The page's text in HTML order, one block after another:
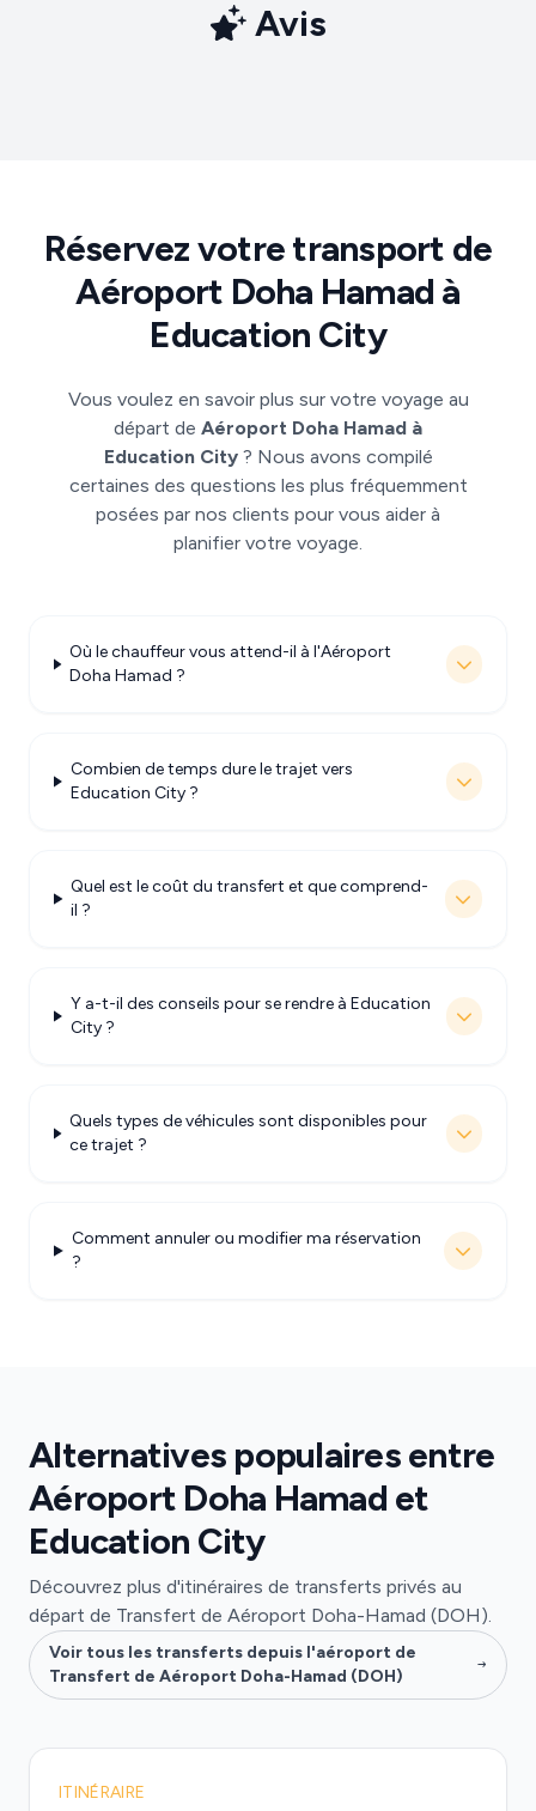
Avis
Réservez votre transport de
Aéroport Doha Hamad à
Education City
Vous voulez en savoir plus sur votre voyage au
départ de Aéroport Doha Hamad à
Education City ? Nous avons compilé
certaines des questions les plus fréquemment
posées par nos clients pour vous aider à
planifier votre voyage.
Où le chauffeur vous attend-il à l'Aéroport
Doha Hamad ?
Combien de temps dure le trajet vers
Education City ?
Quel est le coût du transfert et que comprend-
il ?
Y a-t-il des conseils pour se rendre à Education
City ?
Quels types de véhicules sont disponibles pour
ce trajet ?
Comment annuler ou modifier ma réservation
?
Alternatives populaires entre
Aéroport Doha Hamad et
Education City
Découvrez plus d'itinéraires de transferts privés au
départ de Transfert de Aéroport Doha-Hamad (DOH).
Voir tous les transferts depuis l'aéroport de
Transfert de Aéroport Doha-Hamad (DOH)
ITINÉRAIRE